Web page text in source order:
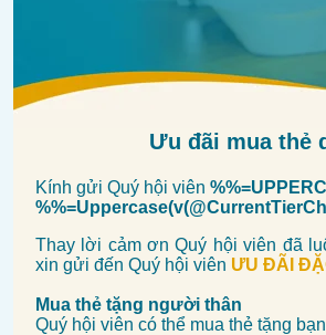
Ưu đãi mua thẻ
Kính gửi Quý hội viên
Thay lời cảm ơn Quý hội viên đã
xin gửi đến Quý hội viên ƯU ĐÃI
Mua thẻ tặng người thân
Quý hội viên có thể mua thẻ tặng